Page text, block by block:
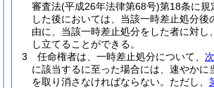
審査法(平成26年法律第68号)第18条に規
した後においては、当該一時差止処分後
由に、当該一時差止処分をした者に対し
し立てることができる。
3
任命権者は、一時差止処分について、
に該当するに至った場合には、速やかに
を取り消さなければならない。 ただし、